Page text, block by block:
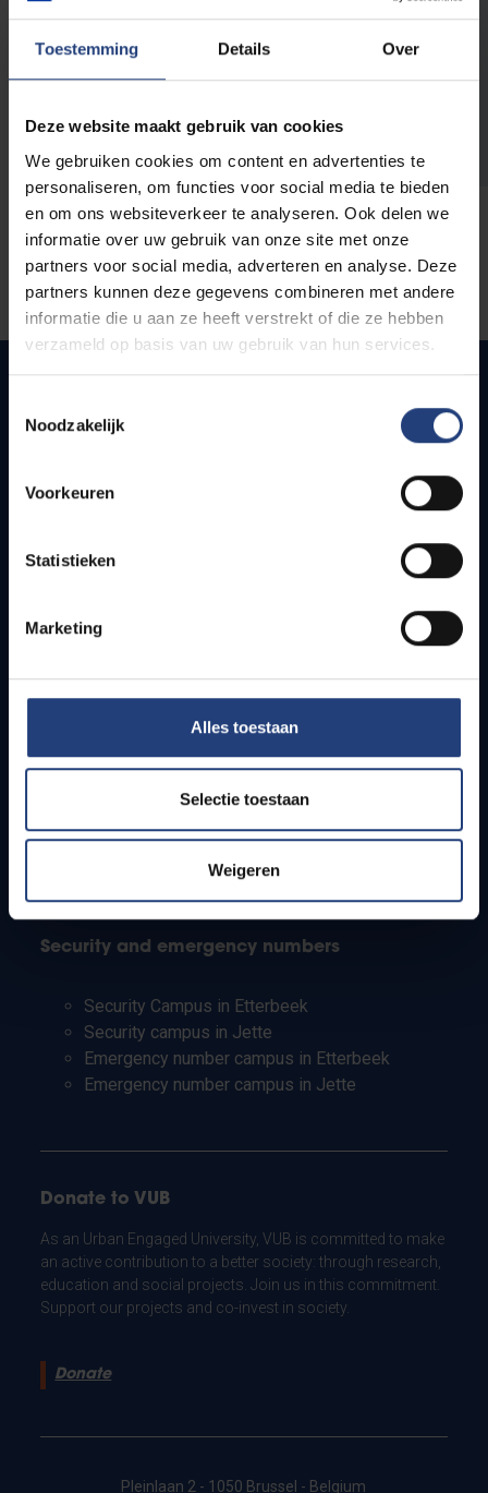
Toestemming Details Over
Deze website maakt gebruik van cookies
We gebruiken cookies om content en advertenties te
personaliseren, om functies voor social media te bieden
en om ons websiteverkeer te analyseren. Ook delen we
informatie over uw gebruik van onze site met onze
partners voor social media, adverteren en analyse. Deze
partners kunnen deze gegevens combineren met andere
informatie die u aan ze heeft verstrekt of die ze hebben
verzameld op basis van uw gebruik van hun services.
Noodzakelijk
Voorkeuren
Statistieken
Marketing
Alles toestaan
Selectie toestaan
Weigeren
Quick links
How to get to the VUB campuses
Students
PhD students
Teachers and secondary schools
Working students
Security and emergency numbers
Security Campus in Etterbeek
Security campus in Jette
Emergency number campus in Etterbeek
Emergency number campus in Jette
Donate to VUB
As an Urban Engaged University, VUB is committed to make
an active contribution to a better society: through research,
education and social projects. Join us in this commitment.
Support our projects and co-invest in society.
Donate
Pleinlaan 2 - 1050 Brussel - Belgium